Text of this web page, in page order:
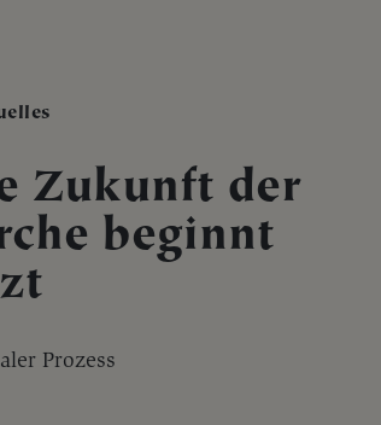
Zukunft der
beginnt
Prozess